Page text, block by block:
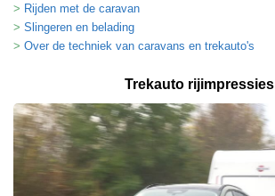
Rijden met de caravan
Slingeren en belading
Over de techniek van caravans en trekauto's
Trekauto rijimpressies